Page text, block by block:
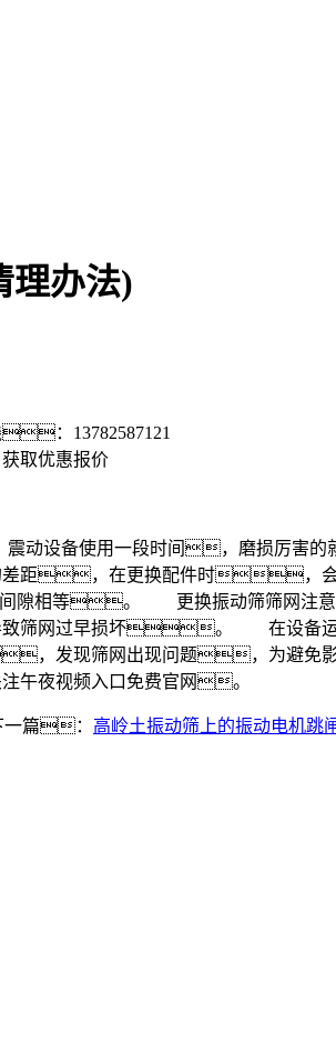
理办法)
： 13782587121
获取优惠报价
设备使用一段时间，磨损厉害
差距，在更换配件时
隙相等。 更换振动筛筛网注意
致筛网过早损坏。 在设备
，发现筛网出现问题，为避
午夜视频入口免费官网。
一篇： 高岭土振动筛上的振动电机跳